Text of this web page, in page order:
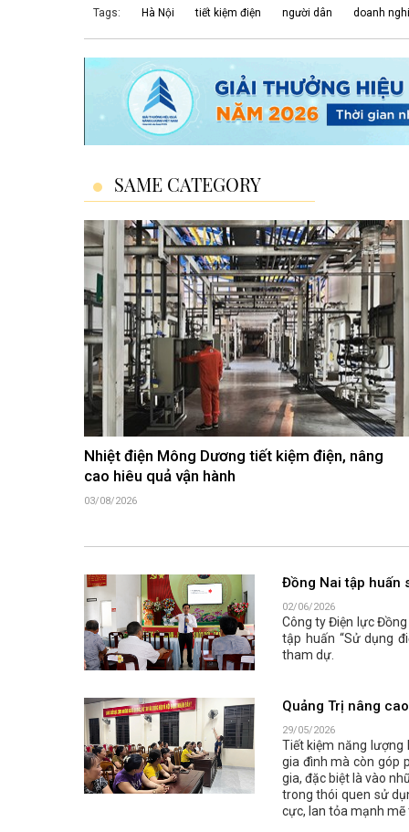
Tags: Hà Nội tiết kiệm điện người dân doanh
SAME CATEGORY
Nhiệt điện Mông Dương tiết kiệm điện, nâng
cao hiêu quả vận hành
03/08/2026
Đồng Nai tập huấn
02/06/2026
Công ty Điện lực
tập huấn “Sử dụng
tham dự.
Quảng Trị nâng
29/05/2026
Tiết kiệm năng
gia đình mà còn góp
gia, đặc biệt là vào
trong thói quen sử
cực, lan tỏa mạnh